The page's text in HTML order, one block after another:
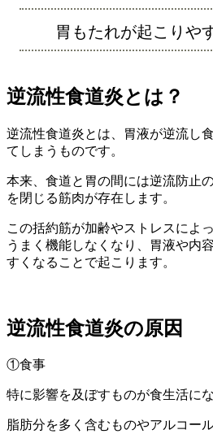
胃もたれが起こりや
逆流性食道炎とは？
逆流性食道炎とは、胃液が逆流し
てしまうものです。
本来、食道と胃の間には逆流防止
を閉じる筋肉が存在します。
この括約筋が加齢やストレスによ
うまく機能しなくなり、胃液や内
すくなることで起こります。
逆流性食道炎の原因
①食事
特に影響を及ぼすものが食生活にな
脂肪分を多く含むものやアルコー